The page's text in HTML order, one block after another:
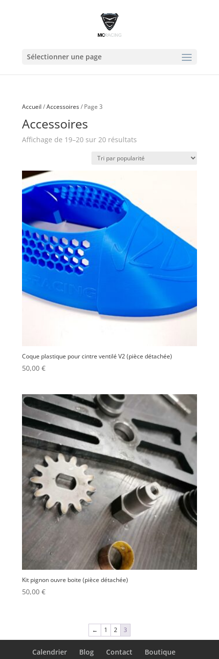
Sélectionner une page
Accueil /Accessoires/ Page 3
Accessoires
Affichage de 19–20 sur 20 résultatsTrié
popularité
Coque plastique pour cintre ventilé V2 (pièce détachée)
50,00 €
Kit pignon ouvre boite (pièce détachée)
50,00 €
← 1 2 3
Calendrier Blog Contact Boutique